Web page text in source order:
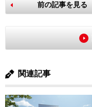
前の記事を見る
関連記事